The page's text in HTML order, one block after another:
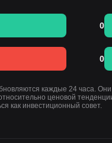
0
0
каждые 24 часа.
ценовой
как инвестиционный совет.